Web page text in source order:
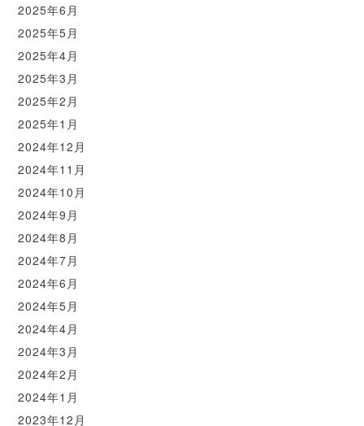
2025年6月
2025年5月
2025年4月
2025年3月
2025年2月
2025年1月
2024年12月
2024年11月
2024年10月
2024年9月
2024年8月
2024年7月
2024年6月
2024年5月
2024年4月
2024年3月
2024年2月
2024年1月
2023年12月